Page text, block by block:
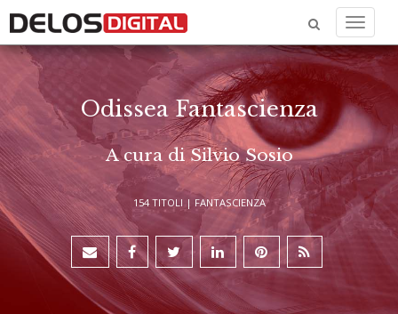
Menu
Odissea Fantascienza
A cura di Silvio Sosio
154 TITOLI | FANTASCIENZA